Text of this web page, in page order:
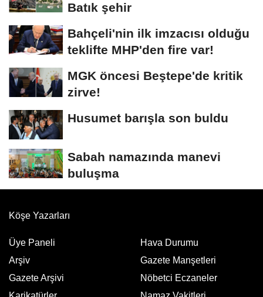
Batık şehir
Bahçeli'nin ilk imzacısı olduğu
teklifte MHP'den fire var!
MGK öncesi Beştepe'de kritik
zirve!
Husumet barışla son buldu
Sabah namazında manevi
buluşma
Köşe Yazarları
Üye Paneli
Arşiv
Gazete Arşivi
Hava Durumu
Gazete Manşetleri
Nöbetci Eczaneler